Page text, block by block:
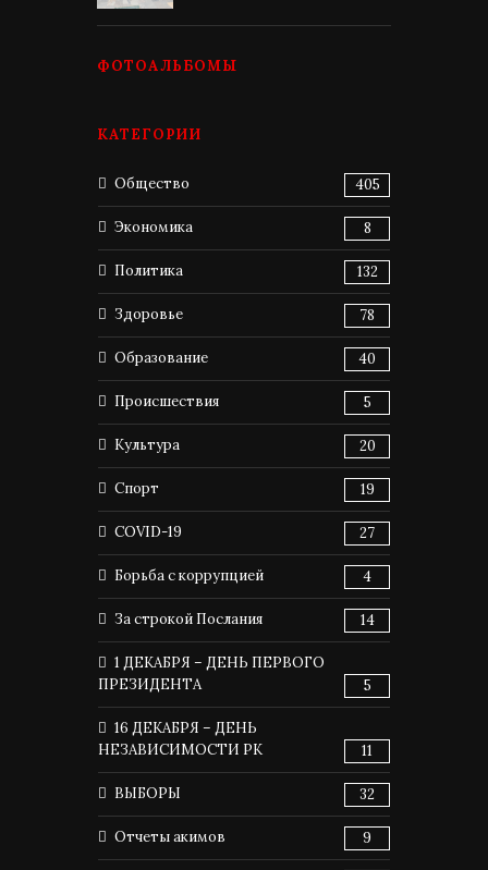
ФОТОАЛЬБОМЫ
КАТЕГОРИИ
Общество 405
Экономика 8
Политика 132
Здоровье 78
Образование 40
Происшествия 5
Культура 20
Спорт 19
COVID-19 27
Борьба с коррупцией 4
За строкой Послания 14
1 ДЕКАБРЯ – ДЕНЬ ПЕРВОГО
ПРЕЗИДЕНТА
5
16 ДЕКАБРЯ – ДЕНЬ
НЕЗАВИСИМОСТИ РК
11
ВЫБОРЫ 32
Отчеты акимов 9